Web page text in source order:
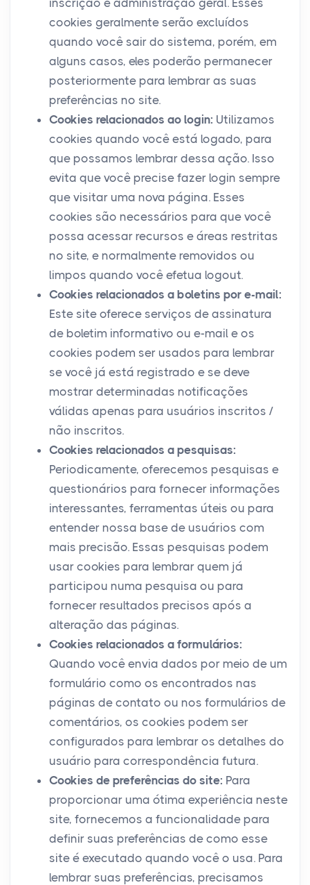
inscrição e administração geral. Esses
cookies geralmente serão excluídos
quando você sair do sistema, porém, em
alguns casos, eles poderão permanecer
posteriormente para lembrar as suas
preferências no site.
Cookies relacionados ao login: Utilizamos
cookies quando você está logado, para
que possamos lembrar dessa ação. Isso
evita que você precise fazer login sempre
que visitar uma nova página. Esses
cookies são necessários para que você
possa acessar recursos e áreas restritas
no site, e normalmente removidos ou
limpos quando você efetua logout.
Cookies relacionados a boletins por e-mail:
Este site oferece serviços de assinatura
de boletim informativo ou e-mail e os
cookies podem ser usados ​​para lembrar
se você já está registrado e se deve
mostrar determinadas notificações
válidas apenas para usuários inscritos /
não inscritos.
Cookies relacionados a pesquisas:
Periodicamente, oferecemos pesquisas e
questionários para fornecer informações
interessantes, ferramentas úteis ou para
entender nossa base de usuários com
mais precisão. Essas pesquisas podem
usar cookies para lembrar quem já
participou numa pesquisa ou para
fornecer resultados precisos após a
alteração das páginas.
Cookies relacionados a formulários:
Quando você envia dados por meio de um
formulário como os encontrados nas
páginas de contato ou nos formulários de
comentários, os cookies podem ser
configurados para lembrar os detalhes do
usuário para correspondência futura.
Cookies de preferências do site: Para
proporcionar uma ótima experiência neste
site, fornecemos a funcionalidade para
definir suas preferências de como esse
site é executado quando você o usa. Para
lembrar suas preferências, precisamos